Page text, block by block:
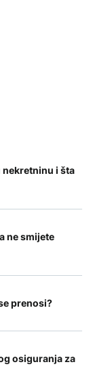
nekretninu i šta
ne smijete
prenosi?
osiguranja za